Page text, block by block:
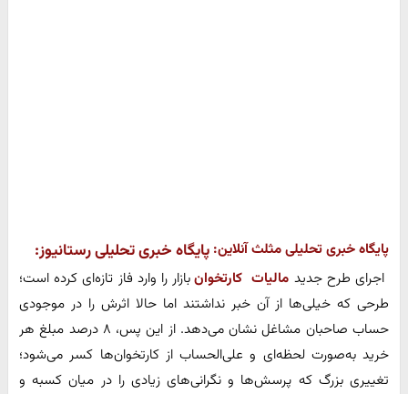
پایگاه خبری تحلیلی مثلث آنلاین: پایگاه خبری تحلیلی رستانیوز:
اجرای طرح جدید مالیات کارتخوانبازار را وارد فاز تازه‌ای کرده است؛
طرحی که خیلی‌ها از آن خبر نداشتند اما حالا اثرش را در موجودی
حساب صاحبان مشاغل نشان می‌دهد. از این پس، ۸ درصد مبلغ هر
خرید به‌صورت لحظه‌ای و علی‌الحساب از کارتخوان‌ها کسر می‌شود؛
تغییری بزرگ که پرسش‌ها و نگرانی‌های زیادی را در میان کسبه و